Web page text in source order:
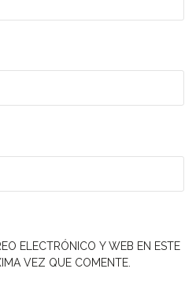
ELECTRÓNICO Y WEB EN ESTE
VEZ QUE COMENTE.